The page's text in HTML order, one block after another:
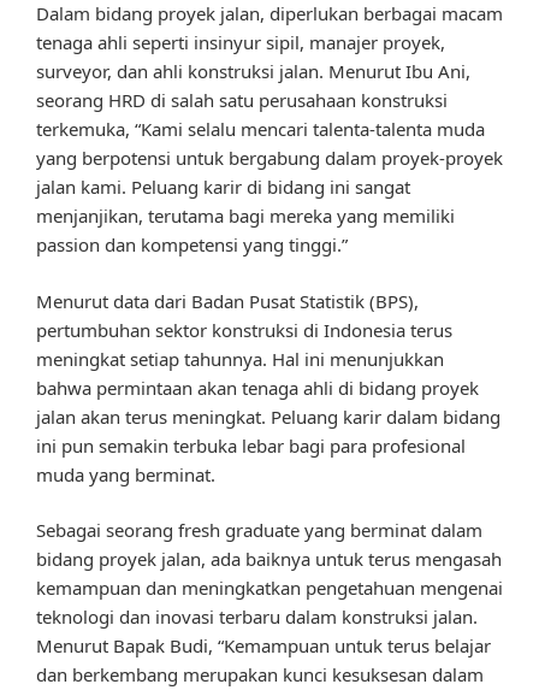
Dalam bidang proyek jalan, diperlukan berbagai macam
tenaga ahli seperti insinyur sipil, manajer proyek,
surveyor, dan ahli konstruksi jalan. Menurut Ibu Ani,
seorang HRD di salah satu perusahaan konstruksi
terkemuka, “Kami selalu mencari talenta-talenta muda
yang berpotensi untuk bergabung dalam proyek-proyek
jalan kami. Peluang karir di bidang ini sangat
menjanjikan, terutama bagi mereka yang memiliki
passion dan kompetensi yang tinggi.”
Menurut data dari Badan Pusat Statistik (BPS),
pertumbuhan sektor konstruksi di Indonesia terus
meningkat setiap tahunnya. Hal ini menunjukkan
bahwa permintaan akan tenaga ahli di bidang proyek
jalan akan terus meningkat. Peluang karir dalam bidang
ini pun semakin terbuka lebar bagi para profesional
muda yang berminat.
Sebagai seorang fresh graduate yang berminat dalam
bidang proyek jalan, ada baiknya untuk terus mengasah
kemampuan dan meningkatkan pengetahuan mengenai
teknologi dan inovasi terbaru dalam konstruksi jalan.
Menurut Bapak Budi, “Kemampuan untuk terus belajar
dan berkembang merupakan kunci kesuksesan dalam